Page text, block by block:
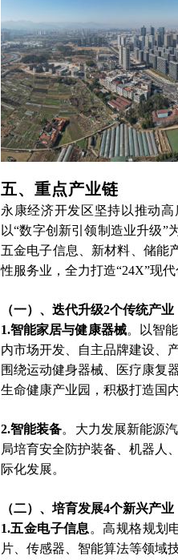
五、重点产业链
永康经济开发区坚持以推动
以“数字创新引领制造业升级”
五金电子信息、新材料、储能
性服务业，全力打造“24X”现代
（一）、 迭代升级2个传统产业
1.智能家居与健康器械。以智
内市场开发、自主品牌建设、
围绕运动健身器械、医疗康复
生命健康产业园，积极打造国
2.智能装备。大力发展新能源
局培育安全防护装备、机器人
际化发展。
（二）、 培育发展4个新兴产业
1.五金电子信息 。高规格规划
片、传感器、智能算法等领域